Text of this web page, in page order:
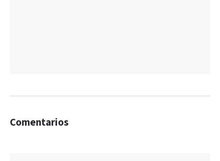
Comentarios